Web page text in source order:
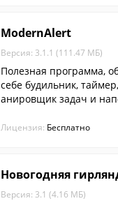
ModernAlert
Версия: 3.1.1 (111.47 МБ)
Полезная программа, объединяющая в
себе будильник,
анировщик задач и
Лицензия: Бесплатно
Новогодняя
Версия: 3.1 (4.16 МБ)